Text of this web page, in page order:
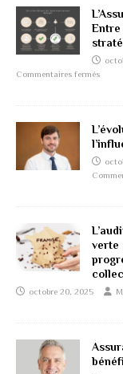
Commentaires fermés
verte
octobre 20, 2025